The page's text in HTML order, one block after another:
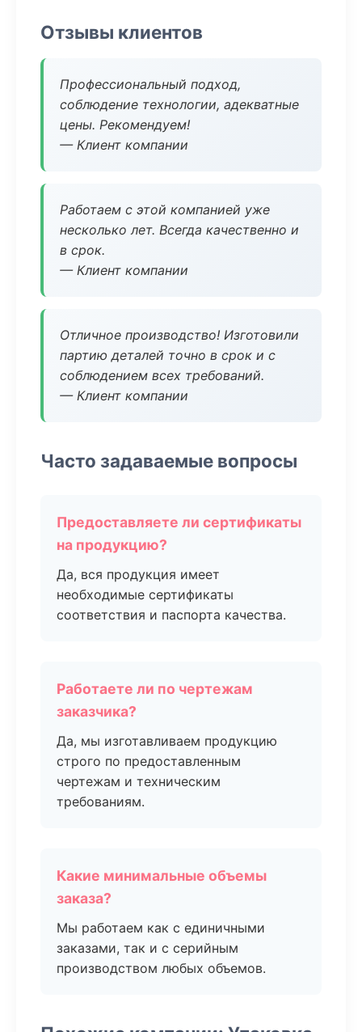
Отзывы клиентов
Профессиональный подход,
соблюдение технологии, адекватные
цены. Рекомендуем!
— Клиент компании
Работаем с этой компанией уже
несколько лет. Всегда качественно и
в срок.
— Клиент компании
Отличное производство! Изготовили
партию деталей точно в срок и с
соблюдением всех требований.
— Клиент компании
Часто задаваемые вопросы
Предоставляете ли сертификаты
на продукцию?
Да, вся продукция имеет
необходимые сертификаты
соответствия и паспорта качества.
Работаете ли по чертежам
заказчика?
Да, мы изготавливаем продукцию
строго по предоставленным
чертежам и техническим
требованиям.
Какие минимальные объемы
заказа?
Мы работаем как с единичными
заказами, так и с серийным
производством любых объемов.